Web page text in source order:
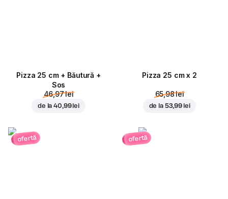
Pizza 25 cm + Băutură +
Sos
46,97 lei
de la40,99 lei
Pizza 25 cm x 2
65,98 lei
de la 53,99 lei
ofertă ofertă